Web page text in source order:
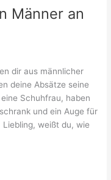
Männer an
dir aus männlicher
deine Absätze seine
Schuhfrau, haben
und ein Auge für
weißt du, wie